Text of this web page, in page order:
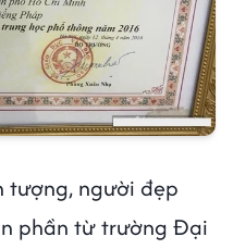
tượng, người đẹp
phần từ trường Đại